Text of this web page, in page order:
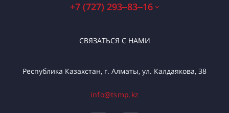
+7 (727) 293‒83‒16
СВЯЗАТЬСЯ С НАМИ
Республика Казахстан, г. Алматы, ул. Калдаякова, 38
info@tsmp.kz